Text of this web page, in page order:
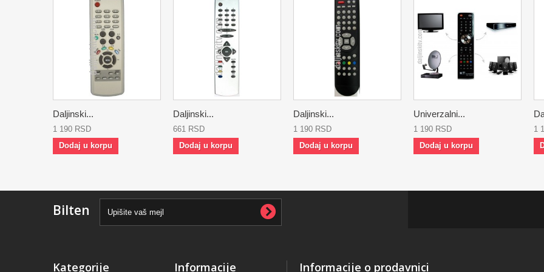
Daljinski...
1 190 RSD
Dodaj u korpu
Daljinski...
661 RSD
Dodaj u korpu
Daljinski...
1 190 RSD
Dodaj u korpu
Univerzalni...
1 190 RSD
Dodaj u korpu
1
Bilten
Kategorije Informacije Informacije o prodavnici